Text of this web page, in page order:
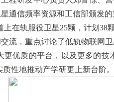
通信频率资源和工信部颁发
在轨服役卫星25颗，计划38
流，重点讨论了低轨物联网
更优质的平台，以及更多的
性地推动产学研更上新台阶